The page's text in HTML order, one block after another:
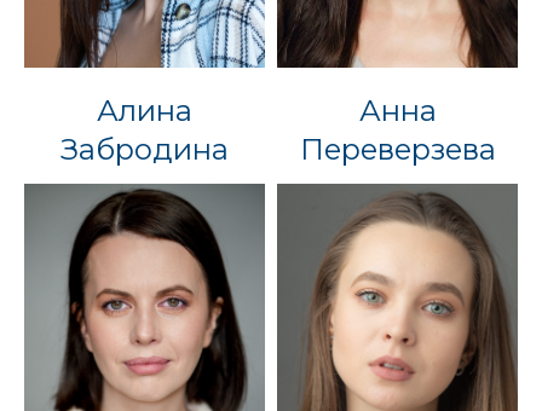
Алина
Забродина
Анна
Переверзева